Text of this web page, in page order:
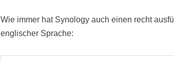
Wie immer hat Synology auch einen recht
englischer Sprache: